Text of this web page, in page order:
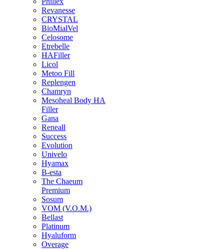
Revanesse
CRYSTAL
BioMialVel
Celosome
Etrebelle
HAFiller
Licol
Metoo Fill
Replengen
Chamryn
Mesoheal Body HA
Filler
Gana
Reneall
Success
Evolution
Univelo
Hyamax
B-esta
The Chaeum
Premium
Sosum
VOM (V.O.M.)
Bellast
Platinum
Hyaluform
Overage